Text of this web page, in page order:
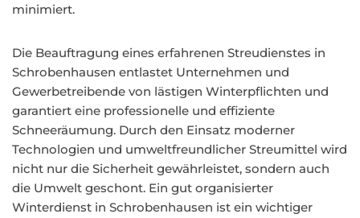
minimiert.
Die Beauftragung eines erfahrenen Streudienstes in
Schrobenhausen entlastet Unternehmen und
Gewerbetreibende von lästigen Winterpflichten und
garantiert eine professionelle und effiziente
Schneeräumung. Durch den Einsatz moderner
Technologien und umweltfreundlicher Streumittel wird
nicht nur die Sicherheit gewährleistet, sondern auch
die Umwelt geschont. Ein gut organisierter
Winterdienst in Schrobenhausen ist ein wichtiger